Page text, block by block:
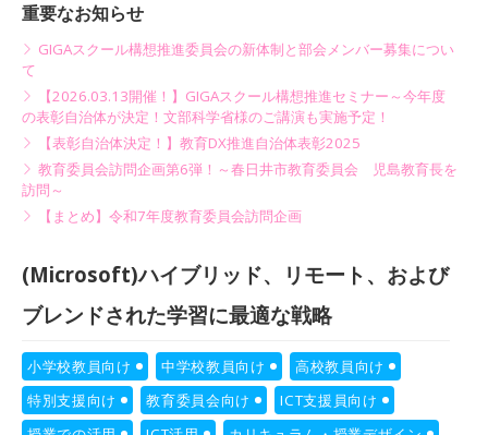
重要なお知らせ
GIGAスクール構想推進委員会の新体制と部会メンバー募集につい
て
【2026.03.13開催！】GIGAスクール構想推進セミナー～今年度
の表彰自治体が決定！文部科学省様のご講演も実施予定！
【表彰自治体決定！】教育DX推進自治体表彰2025
教育委員会訪問企画第6弾！～春日井市教育委員会 児島教育長を
訪問～
【まとめ】令和7年度教育委員会訪問企画
(Microsoft)ハイブリッド、リモート、および
ブレンドされた学習に最適な戦略
小学校教員向け 中学校教員向け
高校教員向け
特別支援向け
教育委員会向け
ICT支援員向け